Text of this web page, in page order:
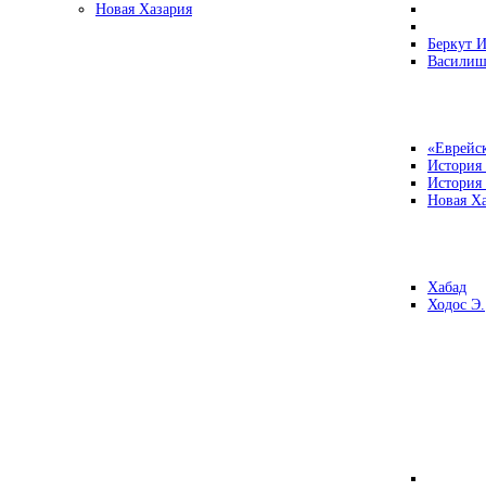
Новая Хазария
Беркут
Новая
Хабад
Ходос Э.